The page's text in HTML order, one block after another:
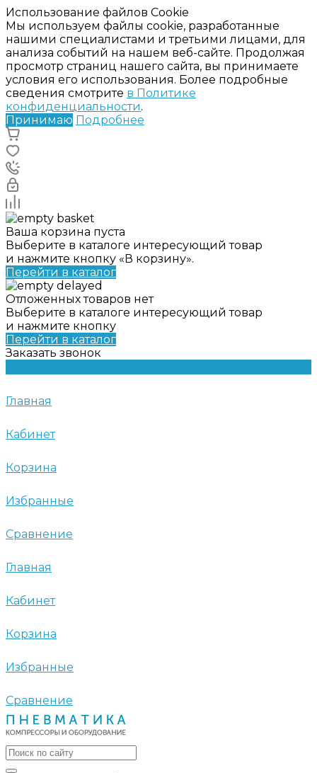
Использование файлов Cookie
Мы используем файлы cookie, разработанные
нашими специалистами и третьими лицами, для
анализа событий на нашем веб-сайте. Продолжая
просмотр страниц нашего сайта, вы принимаете
условия его использования. Более подробные
сведения смотрите в Политике
конфиденциальности.
Принимаю Подробнее
Ваша корзина пуста
Выберите в каталоге интересующий товар
и нажмите кнопку «В корзину».
Перейти в каталог
Отложенных товаров нет
Выберите в каталоге интересующий товар
и нажмите кнопку
Перейти в каталог
Заказать звонок
Главная
Кабинет
Корзина
Избранные
Сравнение
Главная
Кабинет
Корзина
Избранные
Сравнение